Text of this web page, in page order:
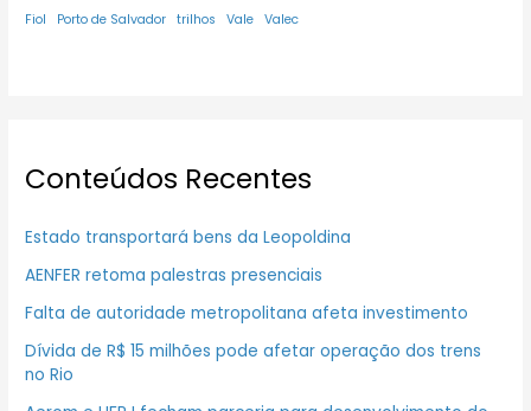
Fiol Porto de Salvador trilhos Vale Valec
Conteúdos Recentes
Estado transportará bens da Leopoldina
AENFER retoma palestras presenciais
Falta de autoridade metropolitana afeta investimento
Dívida de R$ 15 milhões pode afetar operação dos trens
no Rio